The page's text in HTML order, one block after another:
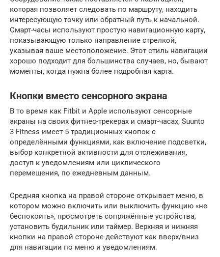
которая позволяет следовать по маршруту, находить
интересующую точку или обратный путь к начальной.
Смарт-часы используют простую навигационную карту,
показывающую только направление стрелкой,
указывая ваше местоположение. Этот стиль навигации
хорошо подходит для большинства случаев, но, бывают
моменты, когда нужна более подробная карта.
Кнопки вместо сенсорного экрана
В то время как Fitbit и Apple используют сенсорные
экраны на своих фитнес-трекерах и смарт-часах, Suunto
3 Fitness имеет 5 традиционных кнопок с
определёнными функциями, как включение подсветки,
выбор конкретной активности для отслеживания,
доступ к уведомлениям или циклического
перемещения, по ежедневным данным.
Средняя кнопка на правой стороне открывает меню, в
котором можно включить или выключить функцию «не
беспокоить», просмотреть сопряжённые устройства,
установить будильник или таймер. Верхняя и нижняя
кнопки на правой стороне действуют как вверх/вниз
для навигации по меню и уведомлениям.